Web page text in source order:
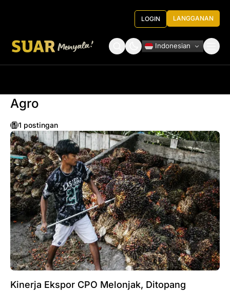
LOGIN LANGGANAN
Indonesian
Agro
1 postingan
Kinerja Ekspor CPO Melonjak, Ditopang